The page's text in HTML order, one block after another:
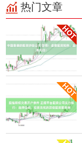
热门文章